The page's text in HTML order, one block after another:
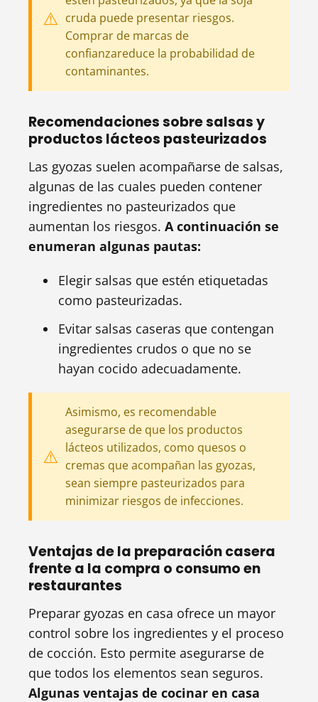
cruda puede presentar riesgos.
Comprar de marcas de
confianzareduce la probabilidad de
contaminantes.
Recomendaciones sobre salsas y
productos lácteos pasteurizados
Las gyozas suelen acompañarse de salsas,
algunas de las cuales pueden contener
ingredientes no pasteurizados que
aumentan los riesgos. A continuación se
enumeran algunas pautas:
Elegir salsas que estén etiquetadas
como pasteurizadas.
Evitar salsas caseras que contengan
ingredientes crudos o que no se
hayan cocido adecuadamente.
Asimismo, es recomendable
asegurarse de que los productos
lácteos utilizados, como quesos o
cremas que acompañan las gyozas,
sean siempre pasteurizados para
minimizar riesgos de infecciones.
Ventajas de la preparación casera
frente a la compra o consumo en
restaurantes
Preparar gyozas en casa ofrece un mayor
control sobre los ingredientes y el proceso
de cocción. Esto permite asegurarse de
que todos los elementos sean seguros.
Algunas ventajas de cocinar en casa